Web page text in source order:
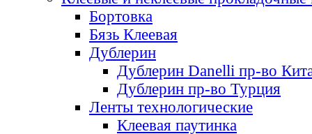
Бортовка
Бязь Клеевая
Дублерин
Дублерин Danelli пр-во
Дублерин пр-во Турция
Ленты технологические
Клеевая паутинка